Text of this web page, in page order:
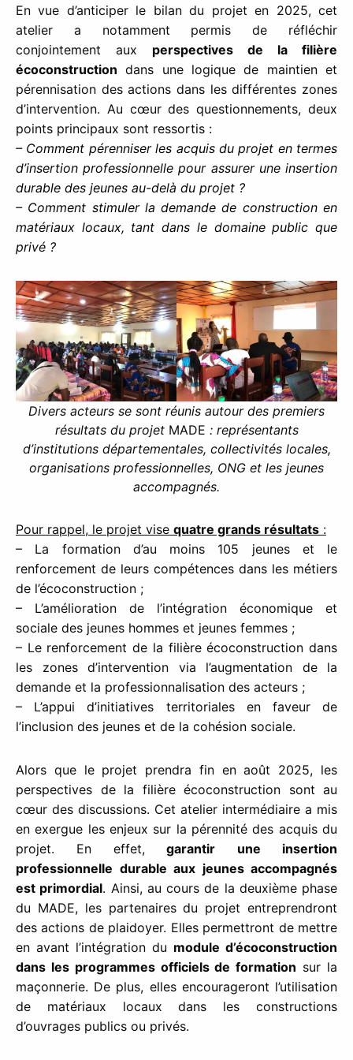
En vue d’anticiper le bilan du projet en 2025, cet
atelier a notamment permis de réfléchir
conjointement aux perspectives de la filière
écoconstruction dans une logique de maintien et
pérennisation des actions dans les différentes zones
d’intervention. Au cœur des questionnements, deux
points principaux sont ressortis :
– Comment pérenniser les acquis du projet en termes
d’insertion professionnelle pour assurer une insertion
durable des jeunes au-delà du projet ?
– Comment stimuler la demande de construction en
matériaux locaux, tant dans le domaine public que
privé ?
Divers acteurs se sont réunis autour des premiers
résultats du projetMADE : représentants
d’institutions départementales, collectivités locales,
organisations professionnelles, ONG et les jeunes
accompagnés.
Pour rappel, le projet vise quatre grands résultats :
– La formation d’au moins 105 jeunes et le
renforcement de leurs compétences dans les métiers
de l’écoconstruction ;
– L’amélioration de l’intégration économique et
sociale des jeunes hommes et jeunes femmes ;
– Le renforcement de la filière écoconstruction dans
les zones d’intervention via l’augmentation de la
demande et la professionnalisation des acteurs ;
– L’appui d’initiatives territoriales en faveur de
l’inclusion des jeunes et de la cohésion sociale.
Alors que le projet prendra fin en août 2025, les
perspectives de la filière écoconstruction sont au
cœur des discussions. Cet atelier intermédiaire a mis
en exergue les enjeux sur la pérennité des acquis du
projet. En effet,garantir
une insertion
professionnelle durable aux jeunes accompagnés
est primordial. Ainsi, au cours de la deuxième phase
du MADE, les partenaires du projet entreprendront
des actions de plaidoyer. Elles permettront de mettre
en avant l’intégration du module d’écoconstruction
dans les programmes officiels de formation sur la
maçonnerie. De plus, elles encourageront l’utilisation
de matériaux locaux dans les constructions
d’ouvrages publics ou privés.